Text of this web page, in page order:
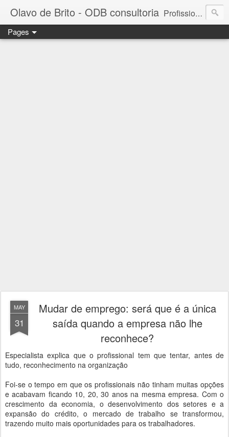
Olavo de Brito - ODB consultoria Profissional das áreas de Gestão de Pessoas e Marketing. Consultor de empresas, Instrutor de treinamentos corporativos e Palestrante. MBA em Gestão de Pessoas - FGV. Business Partner - INSPER. Diretor da ODB consultoria e treinamento. - falecom@odbconsultoria.com - 11 4372.5907 - www.odbconsultoria.com
Pages
MAY
31
Mudar de emprego: será que é a única
saída quando a empresa não lhe
reconhece?
Especialista explica que o profissional tem que tentar, antes de
tudo, reconhecimento na organização
Foi-se o tempo em que os profissionais não tinham muitas opções
e acabavam ficando 10, 20, 30 anos na mesma empresa. Com o
crescimento da economia, o desenvolvimento dos setores e a
expansão do crédito, o mercado de trabalho se transformou,
trazendo muito mais oportunidades para os trabalhadores.